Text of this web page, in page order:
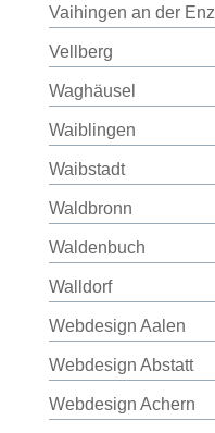
Vaihingen an der Enz
Vellberg
Waghäusel
Waiblingen
Waibstadt
Waldbronn
Waldenbuch
Walldorf
Webdesign Aalen
Webdesign Abstatt
Webdesign Achern